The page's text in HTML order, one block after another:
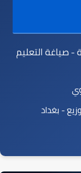
- صياغة التعليم
- بغداد